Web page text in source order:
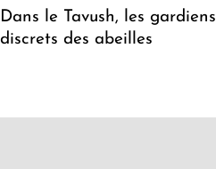
Dans le Tavush, les gardiens
discrets des abeilles